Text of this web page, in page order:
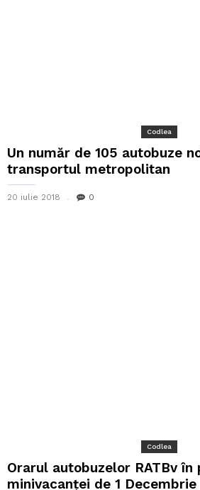
Codlea
Un număr de 105 autobuze
transportul metropolitan
20 iulie 2018 0
Codlea
Orarul autobuzelor RATBv în
minivacanței de 1 Decembrie